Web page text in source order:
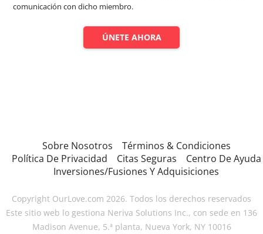
comunicación con dicho miembro.
ÚNETE AHORA
Sobre Nosotros
Términos & Condiciones
Política De Privacidad
Citas Seguras
Centro De Ayuda
Inversiones/Fusiones Y Adquisiciones
Copyright OurLove.com 2026. Todos los derechos reservados
Este sitio web lo gestiona Neriva Solutions Inc., con sede en 136
Madison Avenue, 5.ª planta, Nueva York, NY 10016